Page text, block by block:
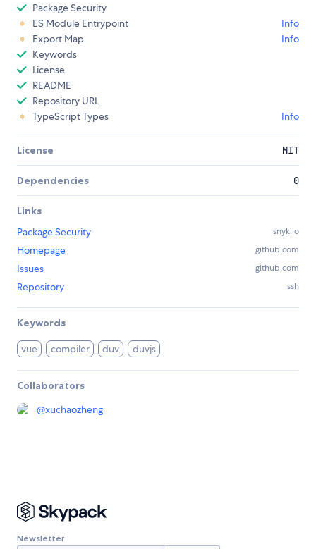
Package Security
ES Module Entrypoint
Info
Export Map
Info
Keywords
License
README
Repository URL
TypeScript Types
Info
License MIT
Dependencies 0
Links
Package Security
snyk.io
Homepage github.com
Issues github.com
Repository ssh
Keywords
vue compiler duv duvjs
Collaborators
@xuchaozheng
Newsletter